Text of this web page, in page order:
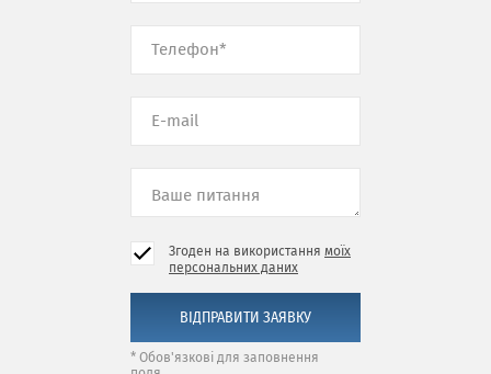
Згоден на використання моїх
персональних даних
* Обов'язкові для заповнення